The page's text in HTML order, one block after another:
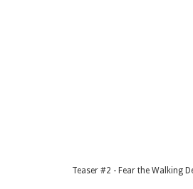
Teaser #2 - Fear the Walking